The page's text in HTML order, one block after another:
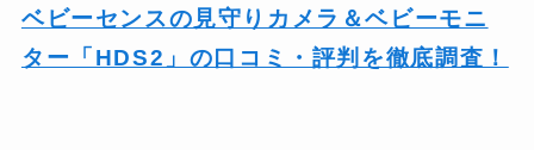
ベビーセンスの見守りカメラ＆ベビーモニ
ター「HDS2」の口コミ・評判を徹底調査！